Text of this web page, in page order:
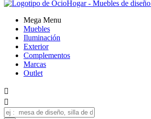
Mega Menu
Muebles
Iluminación
Exterior
Complementos
Marcas
Outlet

